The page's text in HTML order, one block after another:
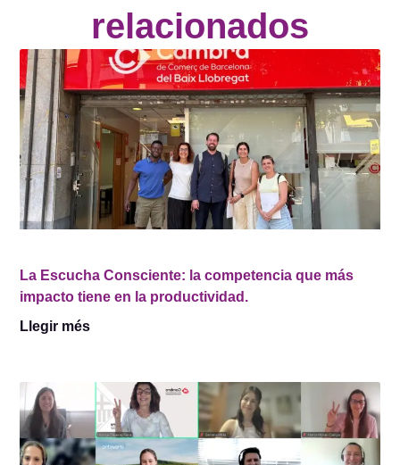
relacionados
La Escucha Consciente: la competencia que más
impacto tiene en la productividad.
Llegir més